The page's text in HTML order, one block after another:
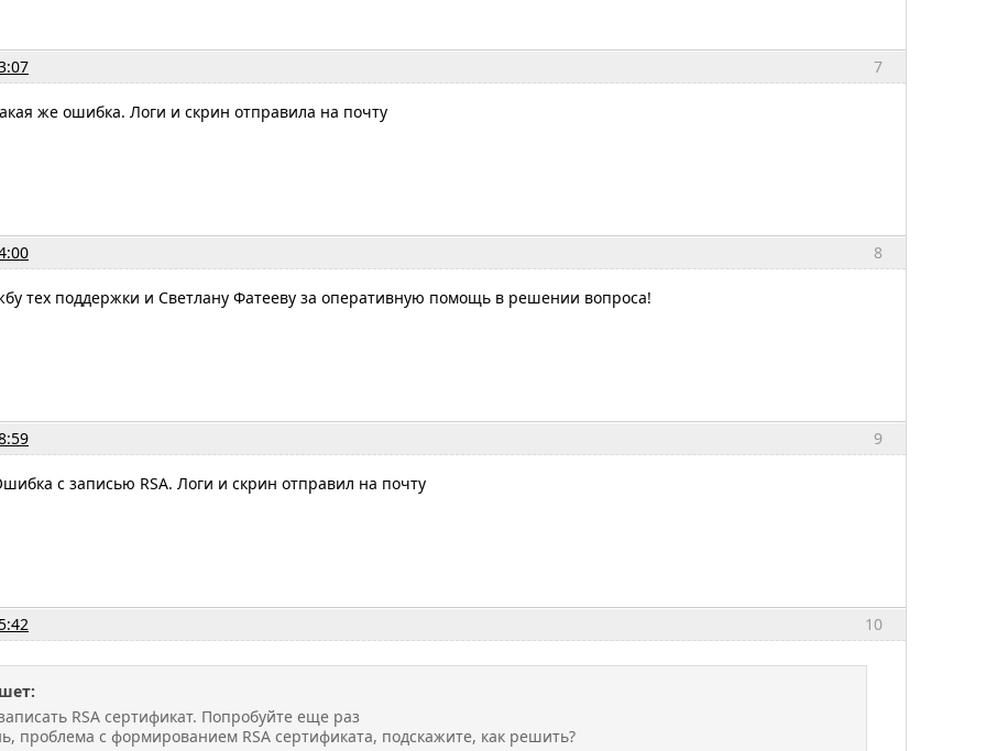
7
же ошибка. Логи и скрин отправила на почту
8
тех поддержки и Светлану Фатееву за оперативную помощь в решении вопроса!
9
с записью RSA. Логи и скрин отправил на почту
10
RSA сертификат. Попробуйте еще раз
проблема с формированием RSA сертификата, подскажите, как решить?